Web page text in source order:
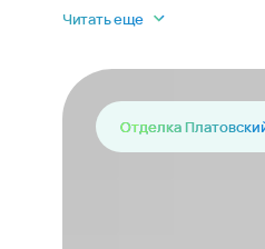
Читать еще
Отделка